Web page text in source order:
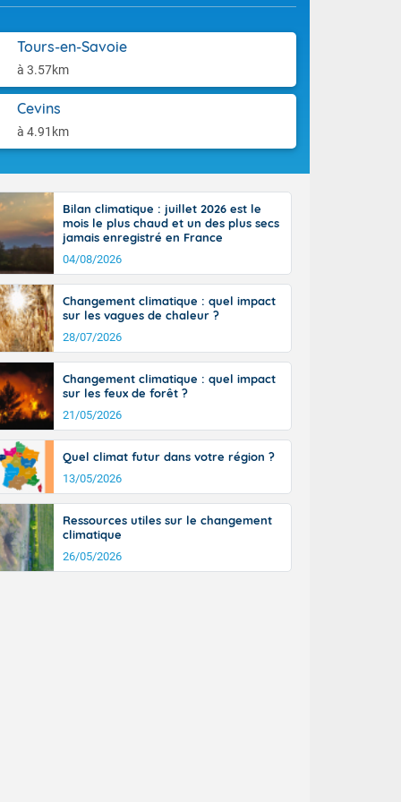
Tours-en-Savoie
à 3.57km
Cevins
à 4.91km
du pays en
la chaine
nuageuse
Midi-
km/h. Les
et 39 à 40
Aquitaine,
de-
sont
sont
un peu
du pays en
Des
le Jura et
de
et
sur le
en
h. Côté
entre
en Anjou.
pointes
Bilan climatique : juillet 2026 est le
mois le plus chaud et un des plus secs
jamais enregistré en France
04/08/2026
Changement climatique : quel impact
sur les vagues de chaleur ?
28/07/2026
Changement climatique : quel impact
sur les feux de forêt ?
21/05/2026
Quel climat futur dans votre région ?
13/05/2026
Ressources utiles sur le changement
climatique
26/05/2026